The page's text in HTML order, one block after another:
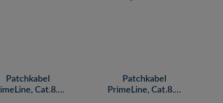
Patchkabel
Cat.8.1,
Patchkabel
PrimeLine, Cat.8.1,